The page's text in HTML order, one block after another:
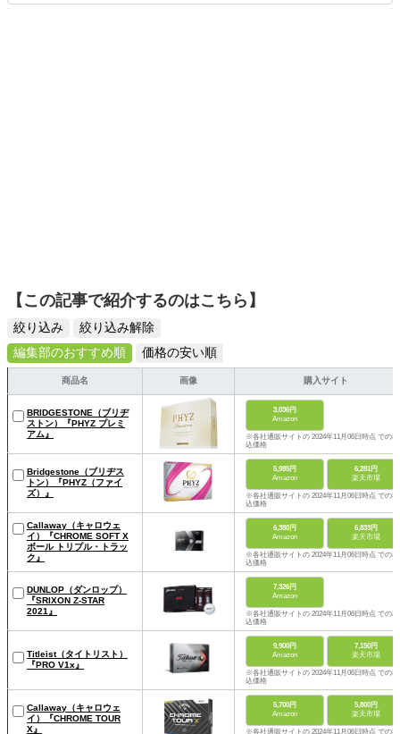
ます。読者の「知りたい」を分かりやすく届けることをモ
【この記事で紹介するのはこちら】
絞り込み
絞り込み解除
編集部のおすすめ順
価格の安い順
商品名 画像 購入サイト
BRIDGESTONE（ブリヂ
ストン）『PHYZ プレミ
アム』
3,036円
Amazon
※各社通販サイトの 2024年11月06日時点 での税
込価格
Bridgestone（ブリヂス
トン）『PHYZ（ファイ
ズ）』
5,985円
Amazon
6,281円
楽天市場
※各社通販サイトの 2024年11月06日時点 での税
込価格
Callaway（キャロウェ
イ）『CHROME SOFT X
ボール トリプル・トラッ
ク』
6,380円
Amazon
6,833円
楽天市場
※各社通販サイトの 2024年11月06日時点 での税
込価格
DUNLOP（ダンロップ）
『SRIXON Z-STAR
2021』
7,326円
Amazon
※各社通販サイトの 2024年11月06日時点 での税
込価格
Titleist（タイトリスト）
『PRO V1x』
9,900円
Amazon
7,150円
楽天市場
※各社通販サイトの 2024年11月06日時点 での税
込価格
Callaway（キャロウェ
イ）『CHROME TOUR
X』
5,700円
Amazon
5,800円
楽天市場
※各社通販サイトの 2024年11月06日時点 での税